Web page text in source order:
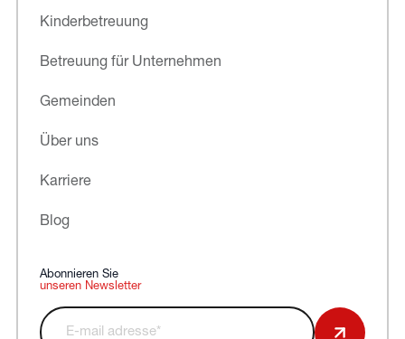
Kinderbetreuung
Betreuung für Unternehmen
Gemeinden
Über uns
Karriere
Blog
Abonnieren Sie
unseren Newsletter